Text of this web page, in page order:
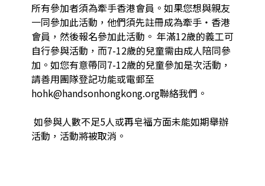
所有參加者須為牽手香港會員。如果您想與親友
一同參加此活動，他們須先註冊成為牽手‧香港
會員，然後報名參加此活動。 年滿12歲的義工可
自行參與活動，而7-12歲的兒童需由成人陪同參
加。如您有意帶同7-12歲的兒童參加是次活動，
請善用團隊登記功能或電郵至
hohk@handsonhongkong.org聯絡我們。
活動，活動將被取消。